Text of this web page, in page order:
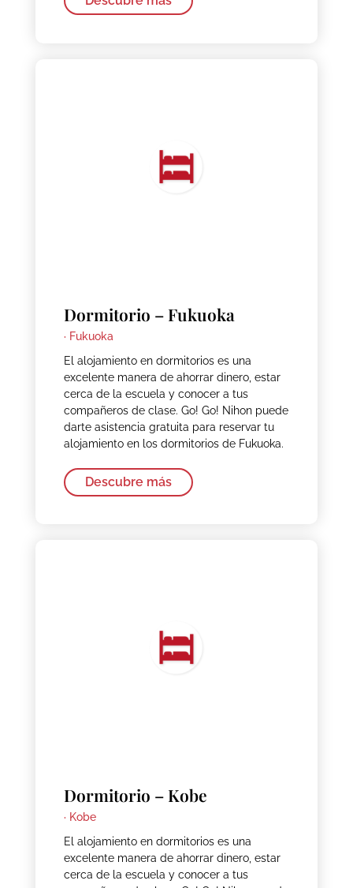
Dormitorio – Fukuoka
· Fukuoka
El alojamiento en dormitorios es una
excelente manera de ahorrar dinero, estar
cerca de la escuela y conocer a tus
compañeros de clase. Go! Go! Nihon puede
darte asistencia gratuita para reservar tu
alojamiento en los dormitorios de Fukuoka.
Descubre más
Dormitorio – Kobe
· Kobe
El alojamiento en dormitorios es una
excelente manera de ahorrar dinero, estar
cerca de la escuela y conocer a tus